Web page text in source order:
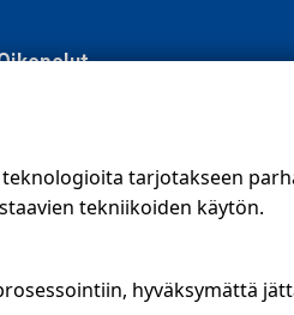
Hae töitä
tarjotakseen
tekniikoiden käytön.
hyväksymättä